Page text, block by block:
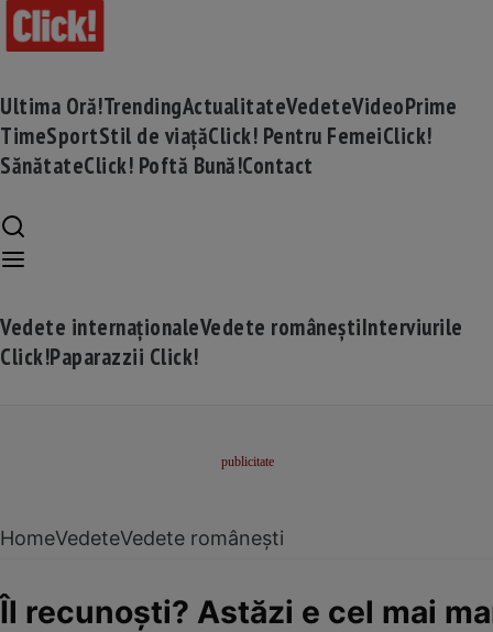
Ultima Oră!TrendingActualitateVedeteVideoPrime
TimeSportStil de viațăClick! Pentru FemeiClick!
SănătateClick! Poftă Bună!Contact
Vedete internaționaleVedete româneștiInterviurile
Click!Paparazzii Click!
HomeVedeteVedete românești
Îl recunoști? Astăzi e cel mai